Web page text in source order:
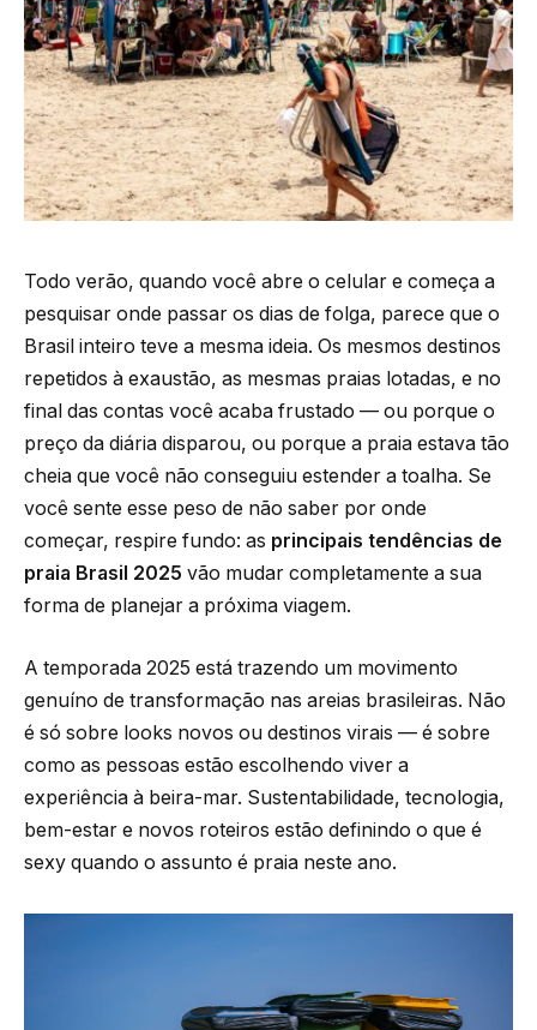
Todo verão, quando você abre o celular e começa a
pesquisar onde passar os dias de folga, parece que o
Brasil inteiro teve a mesma ideia. Os mesmos destinos
repetidos à exaustão, as mesmas praias lotadas, e no
final das contas você acaba frustado — ou porque o
preço da diária disparou, ou porque a praia estava tão
cheia que você não conseguiu estender a toalha. Se
você sente esse peso de não saber por onde
começar, respire fundo: as principais tendências de
praia Brasil 2025 vão mudar completamente a sua
forma de planejar a próxima viagem.
A temporada 2025 está trazendo um movimento
genuíno de transformação nas areias brasileiras. Não
é só sobre looks novos ou destinos virais — é sobre
como as pessoas estão escolhendo viver a
experiência à beira-mar. Sustentabilidade, tecnologia,
bem-estar e novos roteiros estão definindo o que é
sexy quando o assunto é praia neste ano.